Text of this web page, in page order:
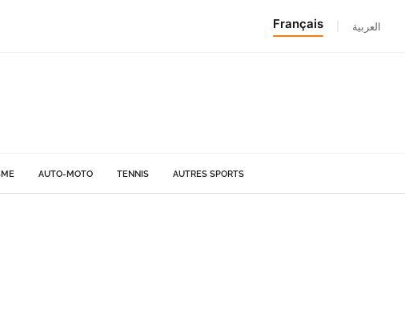
Français العربية
AUTO-MOTO TENNIS AUTRES SPORTS